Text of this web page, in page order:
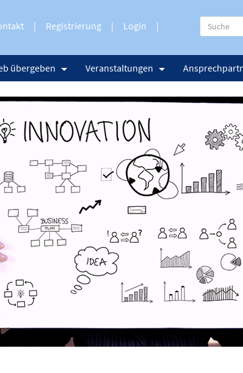
Registrierung Login
übergeben Veranstaltungen